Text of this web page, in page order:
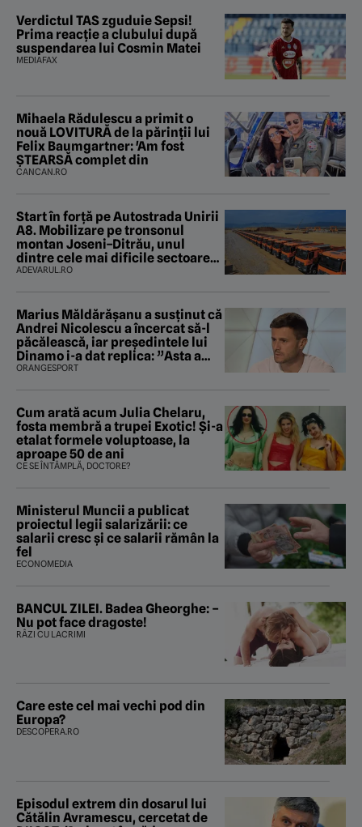
Verdictul TAS zguduie Sepsi!
Prima reacție a clubului după
suspendarea lui Cosmin Matei
MEDIAFAX
Mihaela Rădulescu a primit o
nouă LOVITURĂ de la părinții lui
Felix Baumgartner: 'Am fost
ȘTEARSĂ complet din
CANCAN.RO
Start în forță pe Autostrada Unirii
A8. Mobilizare pe tronsonul
montan Joseni–Ditrău, unul
dintre cele mai dificile sectoare
care traversează Carpații
ADEVARUL.RO
Marius Măldărăşanu a susţinut că
Andrei Nicolescu a încercat să-l
păcălească, iar preşedintele lui
Dinamo i-a dat replica: ”Asta a
fost istoria”
ORANGESPORT
Cum arată acum Julia Chelaru,
fosta membră a trupei Exotic! Și-a
etalat formele voluptoase, la
aproape 50 de ani
CE SE ÎNTÂMPLĂ, DOCTORE?
Ministerul Muncii a publicat
proiectul legii salarizării: ce
salarii cresc și ce salarii rămân la
fel
ECONOMEDIA
BANCUL ZILEI. Badea Gheorghe: –
Nu pot face dragoste!
RÂZI CU LACRIMI
Care este cel mai vechi pod din
Europa?
DESCOPERA.RO
Episodul extrem din dosarul lui
Cătălin Avramescu, cercetat de